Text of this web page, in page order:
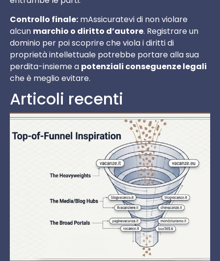
Controllo finale: mAssicuratevi di non violare
alcun marchio o diritto d’autore. Registrare un
dominio per poi scoprire che viola i diritti di
proprietà intellettuale potrebbe portare alla sua
perdita-insieme a potenziali conseguenze legali
che è meglio evitare.
Articoli recenti